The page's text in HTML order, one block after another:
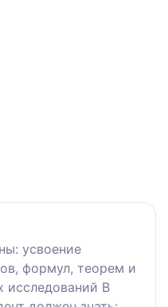
усвоение
формул, теорем и
исследований В